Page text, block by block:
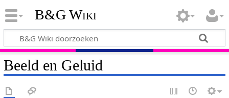
B&G Wiki
Beeld en Geluid